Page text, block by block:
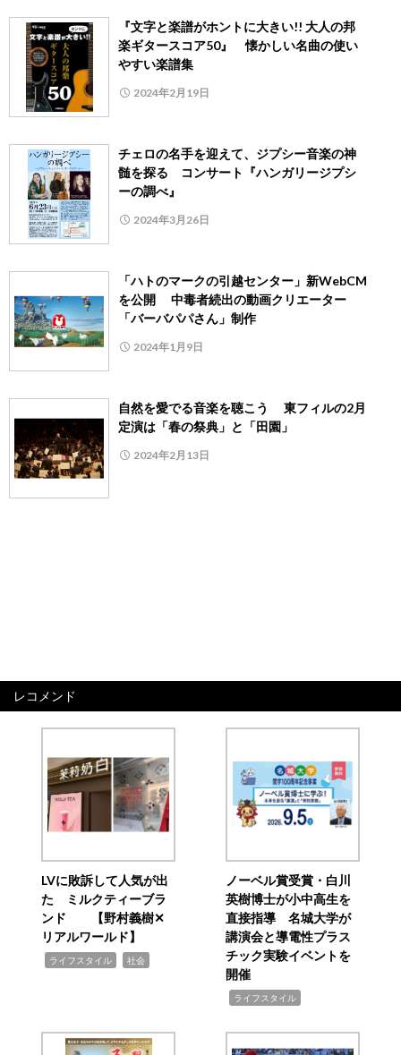
『文字と楽譜がホントに大きい!! 大人の邦
楽ギタースコア50』 懐かしい名曲の使い
やすい楽譜集
2024年2月19日
チェロの名手を迎えて、ジプシー音楽の神
髄を探る コンサート『ハンガリージプシ
ーの調べ』
2024年3月26日
「ハトのマークの引越センター」新WebCM
を公開 中毒者続出の動画クリエーター
「バーバパパさん」制作
2024年1月9日
自然を愛でる音楽を聴こう 東フィルの2月
定演は「春の祭典」と「田園」
2024年2月13日
レコメンド
LVに敗訴して人気が出
た ミルクティーブラ
ンド 【野村義樹✕
リアルワールド】
ライフスタイル 社会
ノーベル賞受賞・白川
英樹博士が小中高生を
直接指導 名城大学が
講演会と導電性プラス
チック実験イベントを
開催
ライフスタイル